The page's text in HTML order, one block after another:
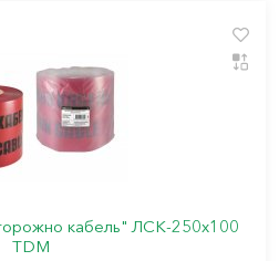
кабель" ЛСК-250х100
TDM